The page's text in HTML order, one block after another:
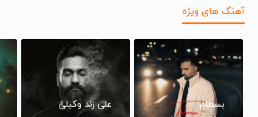
آهنگ های ویژه
بسطام علی زند وکیلی